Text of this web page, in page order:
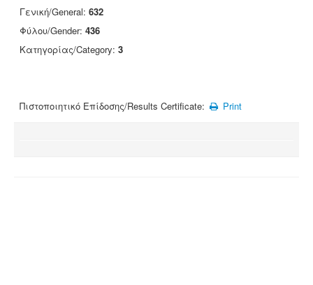
Γενική/General: 632
Φύλου/Gender: 436
Κατηγορίας/Category: 3
Πιστοποιητικό Επίδοσης/Results Certificate: Print